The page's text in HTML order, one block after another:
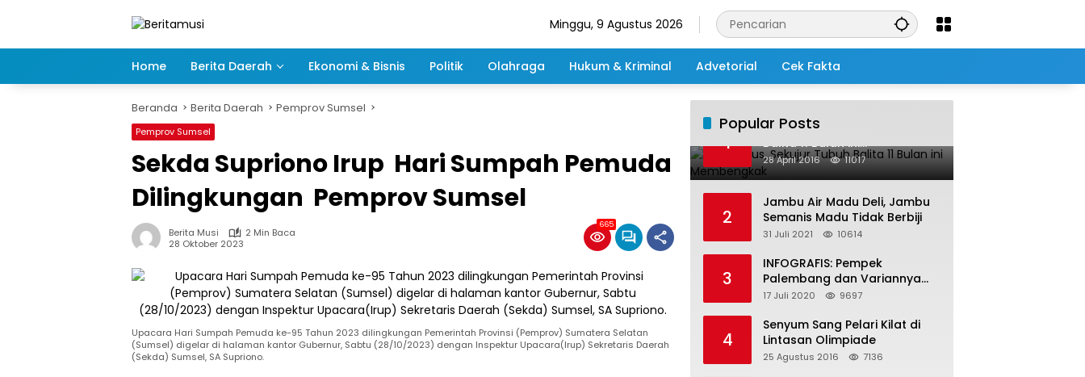
Minggu, 9 Agustus 2026
Home Berita Daerah Ekonomi & Bisnis Politik Olahraga Hukum & Kriminal Advetorial Cek Fakta
Beranda Berita Daerah Pemprov Sumsel
Pemprov Sumsel
Sekda Supriono Irup Hari Sumpah Pemuda
Dilingkungan Pemprov Sumsel
Berita Musi
2 Min Baca
28 Oktober 2023
665
Upacara Hari Sumpah Pemuda ke-95 Tahun 2023 dilingkungan Pemerintah Provinsi (Pemprov) Sumatera Selatan
(Sumsel) digelar di halaman kantor Gubernur, Sabtu (28/10/2023) dengan Inspektur Upacara(Irup) Sekretaris Daerah
(Sekda) Sumsel, SA Supriono.
Popular Posts
1
Salah Infus, Sekujur Tubuh
Balita 11 Bulan ini
Membengkak
28 April 2016 11017
2
Jambu Air Madu Deli, Jambu
Semanis Madu Tidak Berbiji
31 Juli 2021 10614
3
INFOGRAFIS: Pempek
Palembang dan Variannya
yang Melegenda
17 Juli 2020 9697
4
Senyum Sang Pelari Kilat di
Lintasan Olimpiade
25 Agustus 2016 7136